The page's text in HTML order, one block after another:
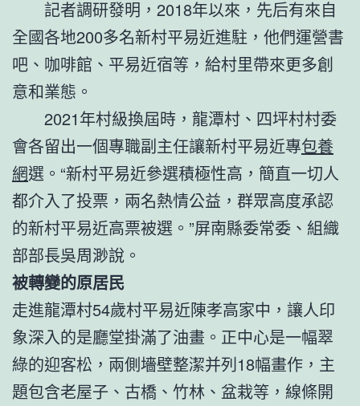
記者調研發明，2018年以來，先后有來自
全國各地200多名新村平易近進駐，他們運營書
吧、咖啡館、平易近宿等，給村里帶來更多創
意和業態。
2021年村級換屆時，龍潭村、四坪村村委
會各留出一個專職副主任讓新村平易近專包養
網選。“新村平易近參選積極性高，簡直一切人
都介入了投票，兩名熱情公益，群眾高度承認
的新村平易近高票被選。”屏南縣委常委、組織
部部長吳周渺說。
被轉變的原居民
走進龍潭村54歲村平易近陳孝高家中，讓人印
象深入的是廳堂掛滿了油畫。正中心是一幅翠
綠的迎客松，兩側墻壁整潔并列18幅畫作，主
題包含老屋子、古橋、竹林、盆栽等，線條開